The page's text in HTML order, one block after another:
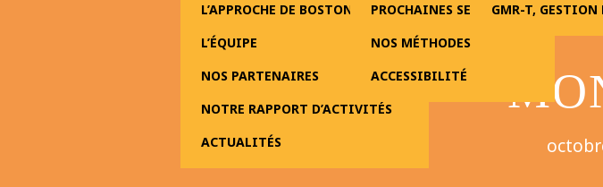
L’APPROCHE DE BOSTON
L’ÉQUIPE
NOS PARTENAIRES
NOTRE RAPPORT D’ACTIVITÉS
ACTUALITÉS
PROCHAINES SESSIONS
NOS MÉTHODES
ACCESSIBILITÉ
GMR-T,